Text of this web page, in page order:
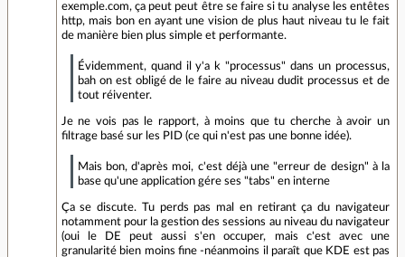
exemple.com, ça peut peut être se faire si tu analyse les entêtes
http, mais bon en ayant une vision de plus haut niveau tu le fait
de manière bien plus simple et performante.
Évidemment, quand il y'a k "processus" dans un processus,
bah on est obligé de le faire au niveau dudit processus et de
tout réiventer.
Je ne vois pas le rapport, à moins que tu cherche à avoir un
filtrage basé sur les PID (ce qui n'est pas une bonne idée).
Mais bon, d'après moi, c'est déjà une "erreur de design" à la
base qu'une application gére ses "tabs" en interne
Ça se discute. Tu perds pas mal en retirant ça du navigateur
notamment pour la gestion des sessions au niveau du navigateur
(oui le DE peut aussi s'en occuper, mais c'est avec une
granularité bien moins fine -néanmoins il paraît que KDE est pas